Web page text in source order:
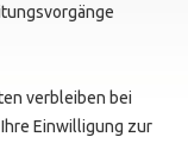
verbleiben bei
Einwilligung zur